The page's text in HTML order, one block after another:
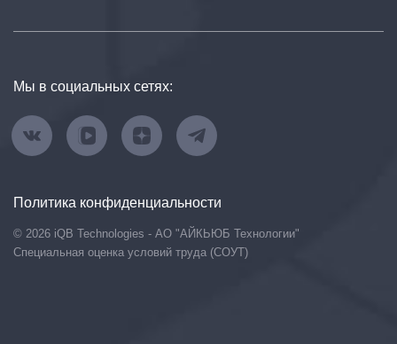
Мы в социальных сетях:
Политика конфиденциальности
© 2026 iQB Technologies - АО "АЙКЬЮБ Технологии"
Специальная оценка условий труда (СОУТ)